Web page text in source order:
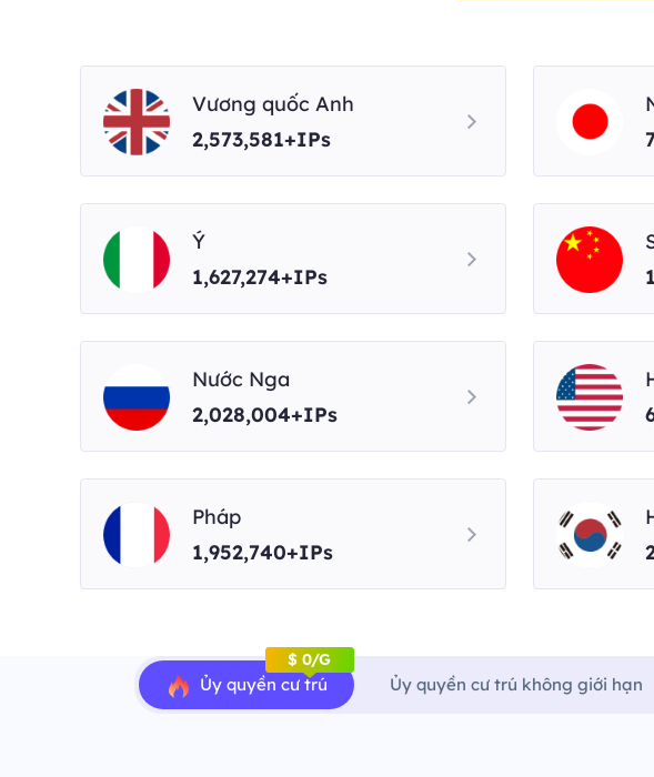
Vương quốc Anh
2,573,581+IPs
Ý
1,627,274+IPs
Nước Nga
2,028,004+IPs
Pháp
1,952,740+IPs
Ủy quyền cư trú
$ 0/G
Ủy quyền cư trú không giới hạn